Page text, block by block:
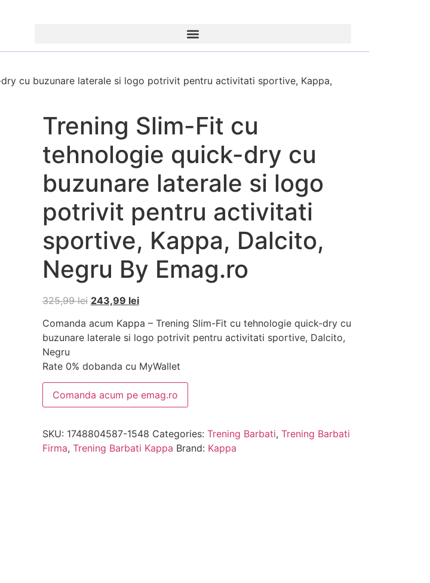
cu buzunare laterale si logo potrivit pentru activitati sportive, Kappa,
Trening Slim-Fit cu
tehnologie quick-dry cu
buzunare laterale si logo
potrivit pentru activitati
sportive, Kappa, Dalcito,
Negru By Emag.ro
325,99lei 243,99 lei
Comanda acum Kappa – Trening Slim-Fit cu tehnologie quick-dry cu
buzunare laterale si logo potrivit pentru activitati sportive, Dalcito,
Negru
Rate 0% dobanda cu MyWallet
Comanda acum pe emag.ro
SKU: 1748804587-1548 Categories: Trening Barbati, Trening Barbati
Firma, Trening Barbati Kappa Brand: Kappa